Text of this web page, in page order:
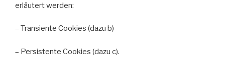
erläutert werden:
– Transiente Cookies (dazu b)
– Persistente Cookies (dazu c).